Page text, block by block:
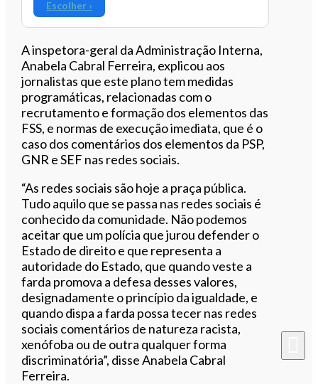
Escolher ›
A inspetora-geral da Administração Interna,
Anabela Cabral Ferreira, explicou aos
jornalistas que este plano tem medidas
programáticas, relacionadas com o
recrutamento e formação dos elementos das
FSS, e normas de execução imediata, que é o
caso dos comentários dos elementos da PSP,
GNR e SEF nas redes sociais.
“As redes sociais são hoje a praça pública.
Tudo aquilo que se passa nas redes sociais é
conhecido da comunidade. Não podemos
aceitar que um polícia que jurou defender o
Estado de direito e que representa a
autoridade do Estado, que quando veste a
farda promova a defesa desses valores,
designadamente o princípio da igualdade, e
quando dispa a farda possa tecer nas redes
sociais comentários de natureza racista,
xenófoba ou de outra qualquer forma
discriminatória”, disse Anabela Cabral
Ferreira.